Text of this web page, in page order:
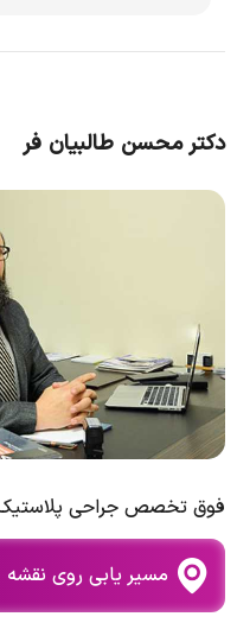
دکتر محسن طالبیان فر
فوق تخصص جراحی
مسیر یابی روی نقشه